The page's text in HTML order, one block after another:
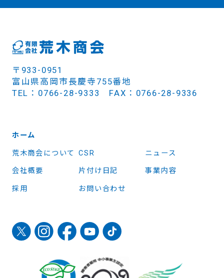
〒933-0951
富山県高岡市長慶寺755番地
TEL：0766-28-9333 FAX：0766-28-9336
ホーム
荒木商会について CSR ニュース
会社概要 片付け日記 事業内容
採用 お問い合わせ